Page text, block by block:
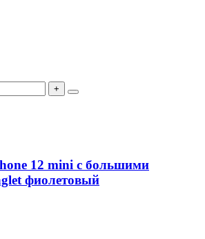
+
12 mini с большими
фиолетовый